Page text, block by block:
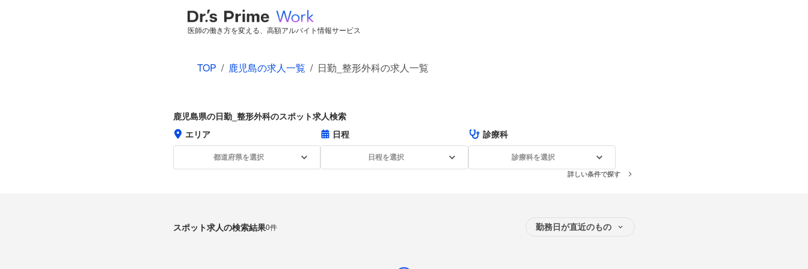
医師の働き方を変える、高額アルバイト情報サービス
TOP / 鹿児島の求人一覧 / 日勤_整形外科の求人一覧
鹿児島県の日勤_整形外科のスポット求人検索
エリア
都道府県を選択
日程
日程を選択
診療科
診療科を選択
詳しい条件で探す
スポット求人の検索結果0件 勤務日が直近のもの